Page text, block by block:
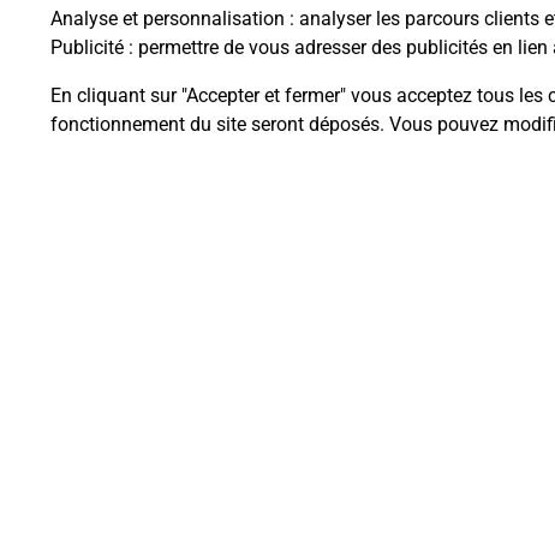
Analyse et personnalisation : analyser les parcours clients
Publicité : permettre de vous adresser des publicités en
En cliquant sur "Accepter et fermer" vous acceptez tous
fonctionnement du site seront déposés. Vous pouvez
Questions
La téléassistance classique avec